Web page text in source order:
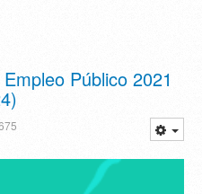
Público 2021